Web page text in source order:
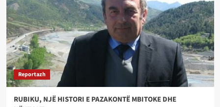
Reportazh
RUBIKU, NJË HISTORI E PAZAKONTË MBITOKE DHE